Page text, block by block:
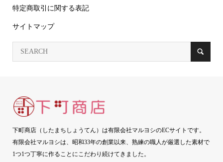
特定商取引に関する表記
サイトマップ
下町商店（したまちしょうてん）は有限会社マルヨシのECサイトです。
有限会社マルヨシは、昭和33年の創業以来、熟練の職人が厳選した素材で
1つ1つ丁寧に作ることにこだわり続けてきました。